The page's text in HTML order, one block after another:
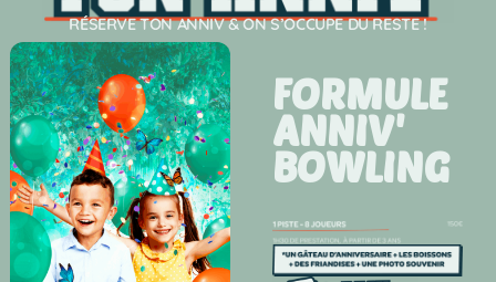
RÉSERVE TON ANNIV & ON S’OCCUPE DU RESTE !
FORMULE
ANNIV'
BOWLING